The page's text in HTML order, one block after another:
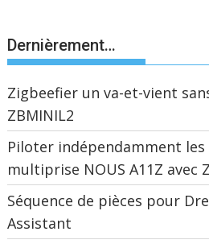
Dernièrement…
Zigbeefier un va-et-vient
ZBMINIL2
Piloter indépendamment les
multiprise NOUS A11Z avec
Séquence de pièces pour
Assistant